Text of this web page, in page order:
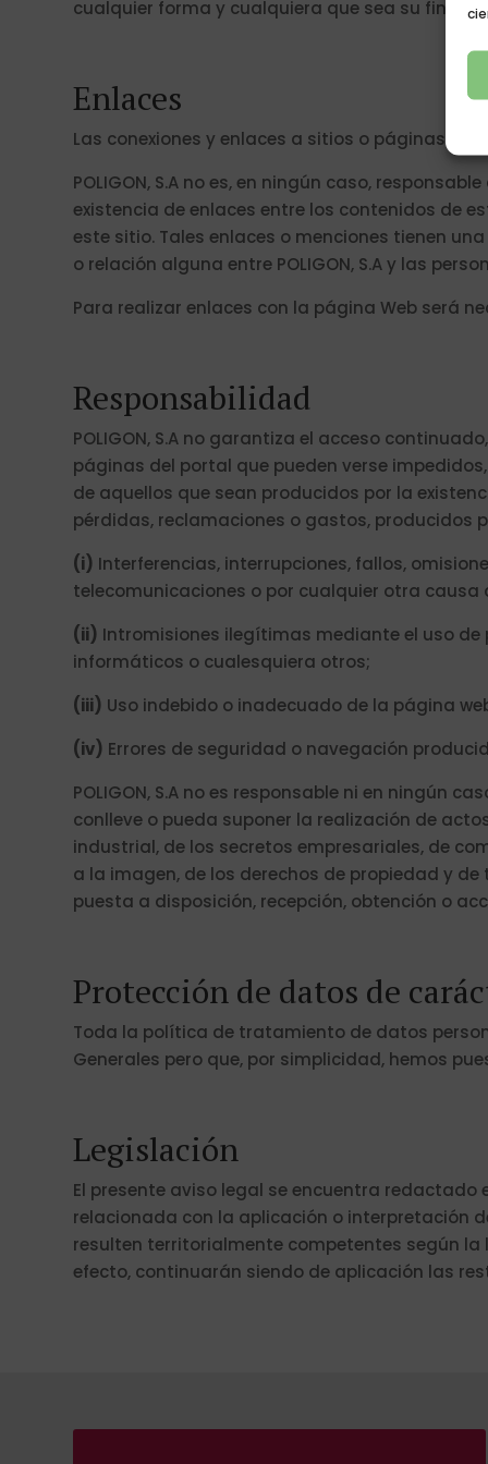
cualquier forma y cualquiera que sea su
Enlaces
Las conexiones y enlaces a sitios o páginas
POLIGON, S.A no es, en ningún caso,
existencia de enlaces entre los contenidos de
este sitio. Tales enlaces o menciones tienen
o relación alguna entre POLIGON, S.A y las
Para realizar enlaces con la página Web será
Responsabilidad
POLIGON, S.A no garantiza el acceso
páginas del portal que pueden verse
de aquellos que sean producidos por la
pérdidas, reclamaciones o gastos, producidos
(i) Interferencias, interrupciones, fallos,
telecomunicaciones o por cualquier otra causa
(ii) Intromisiones ilegítimas mediante el uso
informáticos o cualesquiera otros;
(iii) Uso indebido o inadecuado de la página web
(iv) Errores de seguridad o navegación
POLIGON, S.A no es responsable ni en ningún
conlleve o pueda suponer la realización de
industrial, de los secretos empresariales, de
a la imagen, de los derechos de propiedad y
puesta a disposición, recepción, obtención o
Protección de datos de
Toda la política de tratamiento de datos
Generales pero que, por simplicidad, hemos
Legislación
El presente aviso legal se encuentra
relacionada con la aplicación o interpretación
resulten territorialmente competentes según
efecto, continuarán siendo de aplicación las